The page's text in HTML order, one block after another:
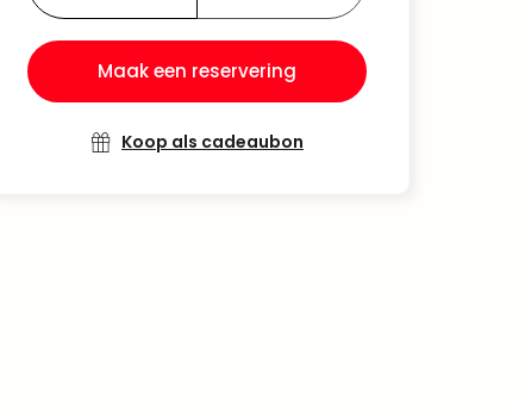
Maak een reservering
Koop als cadeaubon